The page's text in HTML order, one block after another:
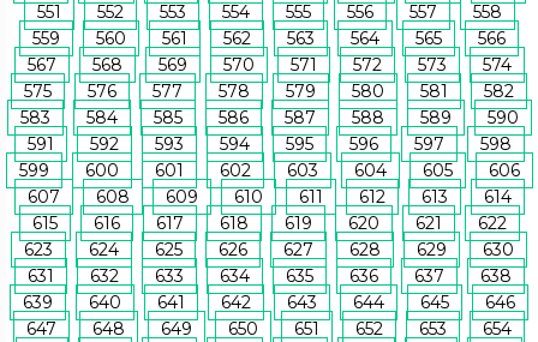
551
552 553 554 555 556 557
558
559
560 561 562 563 564 565
566
567
568 569 570 571 572 573
574
575
576 577 578 579 580 581
582
583
584 585 586 587 588 589
590
591
592 593 594 595 596 597
598
599
600 601 602 603 604 605
606
607
608 609 610 611 612 613
614
615
616 617 618 619 620 621
622
623
624 625 626 627 628 629
630
631
632 633 634 635 636 637
638
639
640 641 642 643 644 645
646
647
648 649 650 651 652 653
654